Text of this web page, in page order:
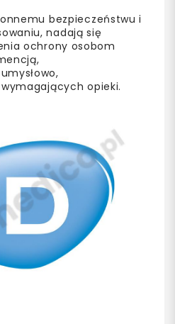
bezpieczeństwu i
nadają się
ochrony osobom
opieki.